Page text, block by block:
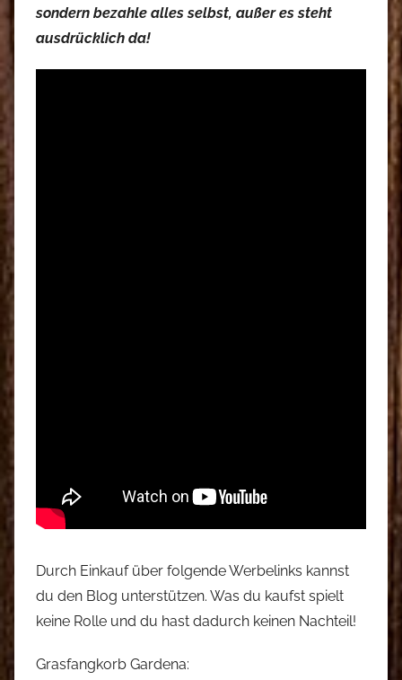
sondern bezahle alles selbst, außer es steht
ausdrücklich da!
Durch Einkauf über folgende Werbelinks kannst
du den Blog unterstützen. Was du kaufst spielt
keine Rolle und du hast dadurch keinen Nachteil!
Grasfangkorb Gardena: